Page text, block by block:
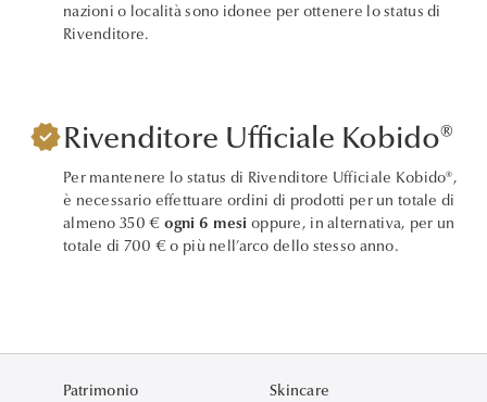
nazioni o località sono idonee per ottenere lo status di
Rivenditore.
verifiedRivenditore Ufficiale Kobido®
Per mantenere lo status di Rivenditore Ufficiale Kobido®,
è necessario effettuare ordini di prodotti per un totale di
almeno 350 € ogni 6 mesi oppure, in alternativa, per un
totale di 700 € o più nell’arco dello stesso anno.
Patrimonio Skincare